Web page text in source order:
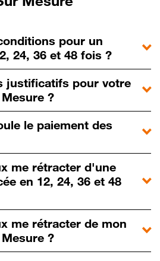
pour un
24, 36 et 48 fois ?
justificatifs pour votre
?
le paiement des
me rétracter d'une
en 12, 24, 36 et 48
me rétracter de mon
?